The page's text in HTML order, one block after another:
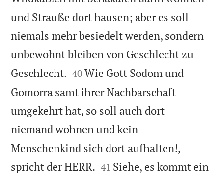
und Strauße dort hausen; aber es soll
niemals mehr besiedelt werden, sondern
unbewohnt bleiben von Geschlecht zu
Geschlecht. 

40 Wie Gott Sodom und
Gomorra samt ihrer Nachbarschaft
umgekehrt hat, so soll auch dort
niemand wohnen und kein
Menschenkind sich dort aufhalten!,
spricht der HERR. 

41 Siehe, es kommt ein